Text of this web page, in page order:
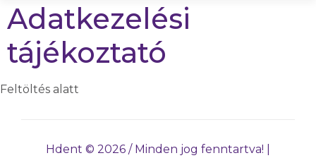
Adatkezelési
tájékoztató
Feltöltés alatt
Hdent © 2026 / Minden jog fenntartva! |